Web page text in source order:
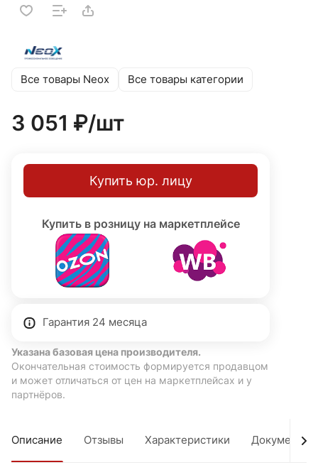
Все товары Neox Все товары категории
3 051 ₽/шт
Купить юр. лицу
Купить в розницу на маркетплейсе
Гарантия 24 месяца
Указана базовая цена производителя.
Окончательная стоимость формируется продавцом
и может отличаться от цен на маркетплейсах и у
партнёров.
Описание Отзывы Характеристики Документы